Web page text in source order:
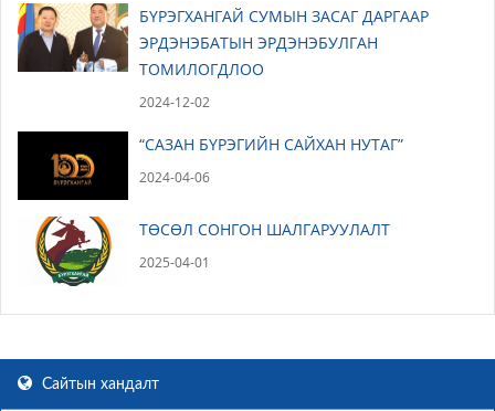
БҮРЭГХАНГАЙ СУМЫН ЗАСАГ ДАРГААР
ЭРДЭНЭБАТЫН ЭРДЭНЭБУЛГАН
ТОМИЛОГДЛОО
2024-12-02
“САЗАН БҮРЭГИЙН САЙХАН НУТАГ”
2024-04-06
ТӨСӨЛ СОНГОН ШАЛГАРУУЛАЛТ
2025-04-01
Сайтын хандалт